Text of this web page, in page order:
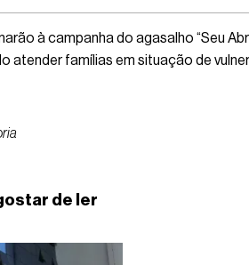
à campanha do agasalho “Seu
atender famílias em situação de
de ler